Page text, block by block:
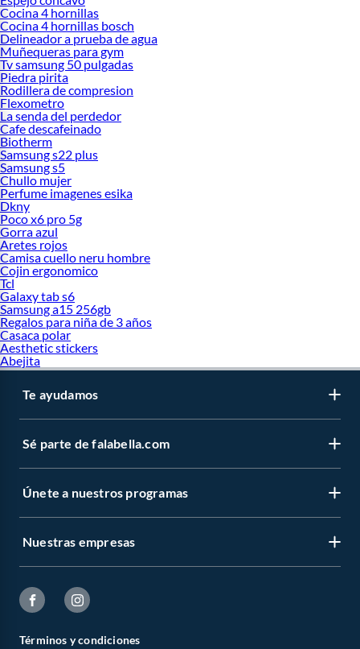
Cocina 4 hornillas
Cocina 4 hornillas bosch
Delineador a prueba de agua
Muñequeras para gym
Tv samsung 50 pulgadas
Piedra pirita
Rodillera de compresion
Flexometro
La senda del perdedor
Cafe descafeinado
Biotherm
Samsung s22 plus
Samsung s5
Chullo mujer
Perfume imagenes esika
Dkny
Poco x6 pro 5g
Gorra azul
Aretes rojos
Camisa cuello neru hombre
Cojin ergonomico
Tcl
Galaxy tab s6
Samsung a15 256gb
Regalos para niña de 3 años
Casaca polar
Aesthetic stickers
Abejita
Te ayudamos
Sé parte de falabella.com
Únete a nuestros programas
Nuestras empresas
Términos y condiciones